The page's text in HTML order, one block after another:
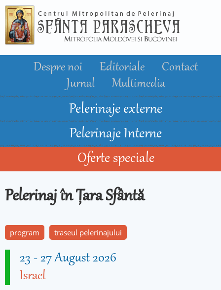
conţinutul
principal
Despre noi Editoriale
Contact
Jurnal
Multimedia
Pelerinaje externe
Pelerinaje Interne
Oferte speciale
Pelerinaj în Țara Sfântă
program traseul pelerinajului
23 -27 August 2026
Israel